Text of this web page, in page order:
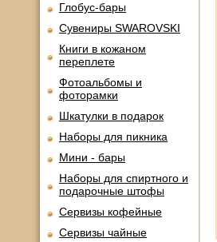
Глобус-бары
Сувениры SWAROVSKI
Книги в кожаном
переплете
Фотоальбомы и
фоторамки
Шкатулки в подарок
Наборы для пикника
Мини - бары
Наборы для спиртного и
подарочные штофы
Сервизы кофейные
Сервизы чайные